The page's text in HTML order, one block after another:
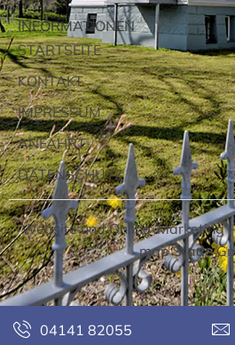
INFORMATIONEN
STARTSEITE
KONTAKT
IMPRESSUM
ANFAHRT
DATENSCHUTZ
Website und Online-Marketing
map Stade
04141 82055